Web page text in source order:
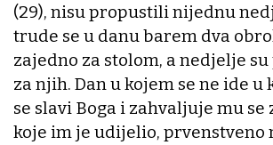
(29), nisu propustili nijednu
trude se u danu barem dva
zajedno za stolom, a nedjelje
za njih. Dan u kojem se ne ide u
se slavi Boga i zahvaljuje mu se
koje im je udijelio, prvenstveno